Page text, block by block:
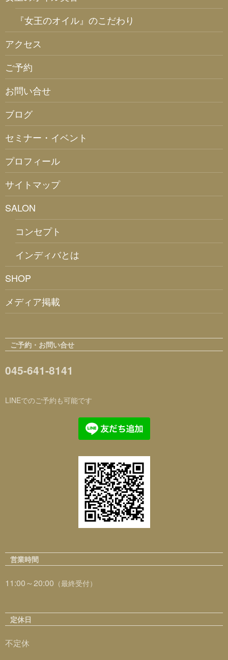
『女王のオイル』のこだわり
アクセス
ご予約
お問い合せ
ブログ
セミナー・イベント
プロフィール
サイトマップ
SALON
コンセプト
インディバとは
SHOP
メディア掲載
ご予約・お問い合せ
045-641-8141
LINEでのご予約も可能です
営業時間
11:00～20:00 （最終受付）
定休日
不定休